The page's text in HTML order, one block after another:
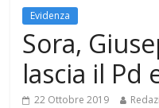
Evidenza
Sora,
lascia il Pd
22 Ottobre 2019